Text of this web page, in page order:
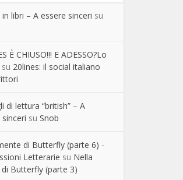
in libri – A essere sinceri su
È CHIUSO!!! E ADESSO?Lo
su 20lines: il social italiano
di lettura “british” – A
su Snob
di Butterfly (parte 6) -
Letterarie su Nella
Butterfly (parte 3)